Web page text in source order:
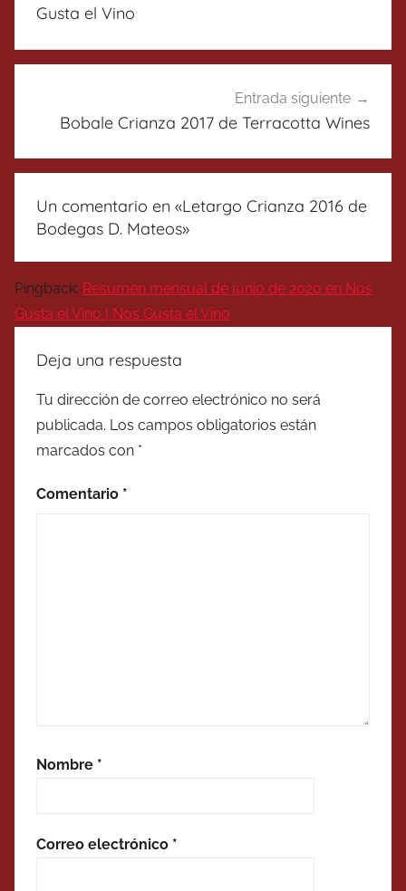
entradas
Gusta el Vino
Entrada siguiente
Bobale Crianza 2017 de Terracotta Wines
Un comentario en «Letargo Crianza 2016 de
Bodegas D. Mateos»
Pingback: Resumen mensual de junio de 2020 en Nos
Gusta el Vino | Nos Gusta el Vino
Deja una respuesta
Tu dirección de correo electrónico no será
publicada. Los campos obligatorios están
marcados con *
Comentario *
Nombre *
Correo electrónico *